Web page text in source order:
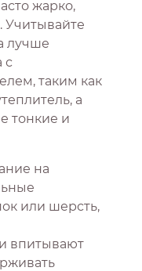
жарко,
Учитывайте
лучше
с
таким как
а
тонкие и
на
или шерсть,
впитывают